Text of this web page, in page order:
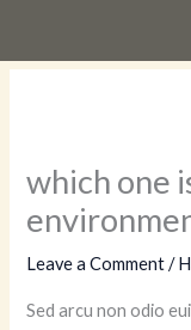
which one
Leave a Comment /
Sed arcu non odio